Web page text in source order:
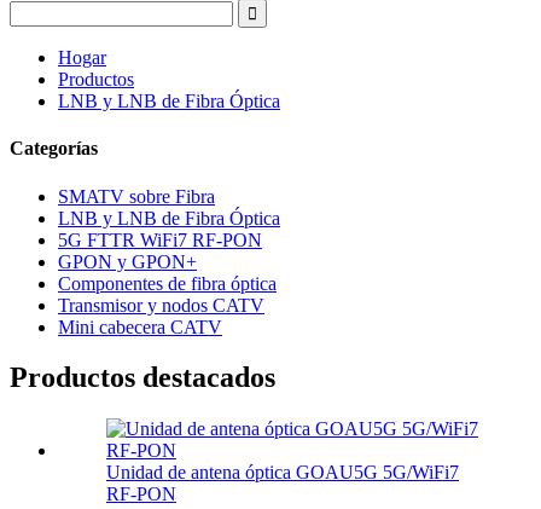
Hogar
Productos
LNB y LNB de Fibra Óptica
Categorías
SMATV sobre Fibra
LNB y LNB de Fibra Óptica
5G FTTR WiFi7 RF-PON
GPON y GPON+
Componentes de fibra óptica
Transmisor y nodos CATV
Mini cabecera CATV
Productos destacados
Unidad de antena óptica GOAU5G 5G/WiFi7
RF-PON